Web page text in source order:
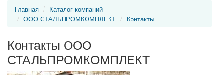
Главная
Каталог компаний
ООО СТАЛЬПРОМКОМПЛЕКТ
Контакты
Контакты ООО
СТАЛЬПРОМКОМПЛЕКТ